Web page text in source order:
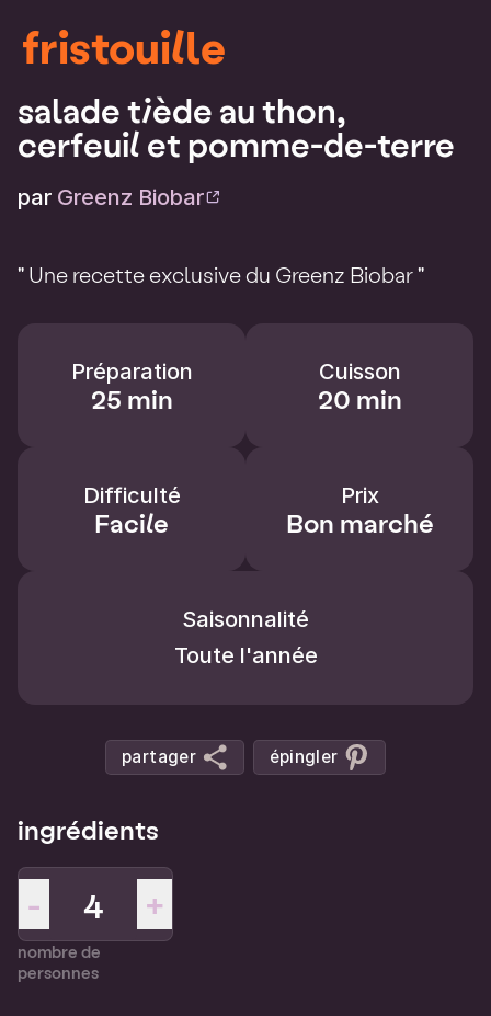
fristouille
salade tiède au thon,
cerfeuil et pomme-de-terre
par Greenz Biobar
" Une recette exclusive du Greenz Biobar "
Préparation
25 min
Cuisson
20 min
Difficulté
Facile
Prix
Bon marché
Saisonnalité
Toute l'année
partager épingler
ingrédients
- +
nombre de
personnes